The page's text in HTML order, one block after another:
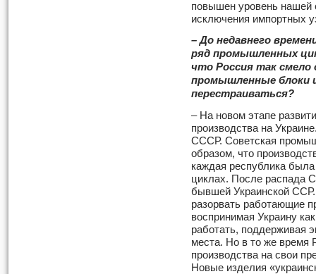
повышен уровень нашей
исключения импортных
– До недавнего
ряд промышленных
что Россия так смело
промышленные блоки
перестраиваться?
– На новом этапе
производства на
СССР. Советская
образом, что
каждая республика
циклах. После распада
бывшей Украинской
разорвать работающие
воспринимая Украину
работать, поддерживая
места. Но в то же время
производства на свои
Новые изделия